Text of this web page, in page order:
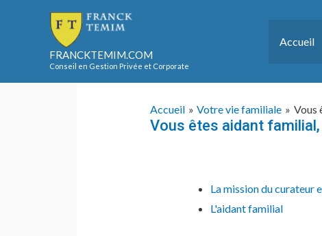
FRANCKTEMIM.COM
Conseil en Gestion Privée et Corporate
Accueil
Accueil Votre vie familiale Vous
Vous êtes aidant
La mission du curateur
L'aidant familial